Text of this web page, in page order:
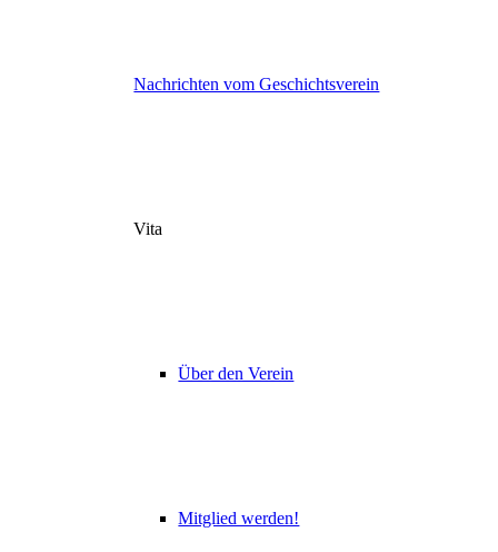
Nachrichten vom Geschichtsverein
Vita
Über den Verein
Mitglied werden!